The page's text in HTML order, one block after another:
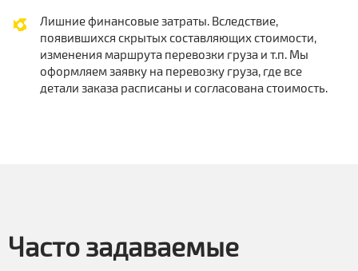
Лишние финансовые затраты. Вследствие,
появившихся скрытых составляющих стоимости,
изменения маршрута перевозки груза и т.п. Мы
оформляем заявку на перевозку груза, где все
детали заказа расписаны и согласована стоимость.
Часто задаваемые